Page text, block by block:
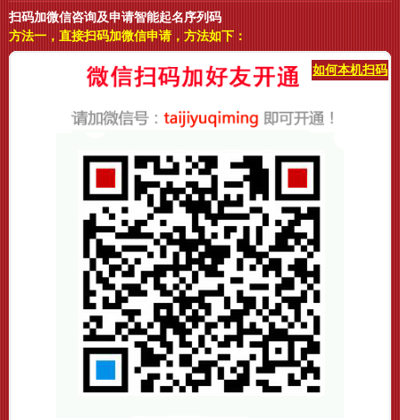
扫码加微信咨询及申请智能起名序列码
方法一，直接扫码加微信申请，方法如下：
如何本机扫码